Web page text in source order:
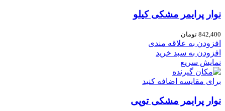
نوار پرایمر مشکی کیلو
842,400 تومان
افزودن به علاقه مندی
افزودن به سبد خرید
نمایش سریع
برای مقایسه اضافه کنید
نوار پرایمر مشکی توپی